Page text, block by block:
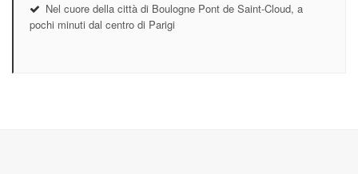
Nel cuore della città di Boulogne Pont de Saint-Cloud, a
pochi minuti dal centro di Parigi